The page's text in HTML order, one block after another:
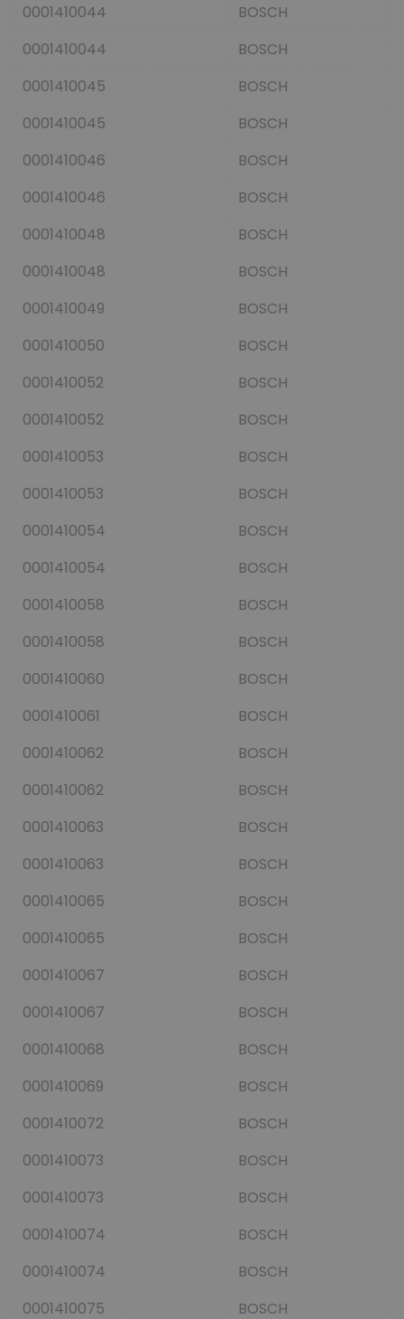
0001410044
BOSCH
0001410044
BOSCH
0001410045
BOSCH
0001410045
BOSCH
0001410046
BOSCH
0001410046
BOSCH
0001410048
BOSCH
0001410048
BOSCH
0001410049
BOSCH
0001410050
BOSCH
0001410052
BOSCH
0001410052
BOSCH
0001410053
BOSCH
0001410053
BOSCH
0001410054
BOSCH
0001410054
BOSCH
0001410058
BOSCH
0001410058
BOSCH
0001410060
BOSCH
0001410061
BOSCH
0001410062
BOSCH
0001410062
BOSCH
0001410063
BOSCH
0001410063
BOSCH
0001410065
BOSCH
0001410065
BOSCH
0001410067
BOSCH
0001410067
BOSCH
0001410068
BOSCH
0001410069
BOSCH
0001410072
BOSCH
0001410073
BOSCH
0001410073
BOSCH
0001410074
BOSCH
0001410074
BOSCH
0001410075
BOSCH